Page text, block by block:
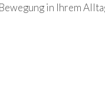
in Ihrem